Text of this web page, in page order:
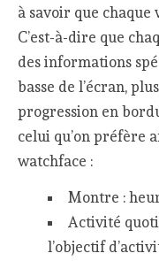
à savoir que
C’est-à-dire que
des informations
basse de l’écran,
progression en
celui qu’on préfère
watchface :
Montre :
Activité
l’objectif